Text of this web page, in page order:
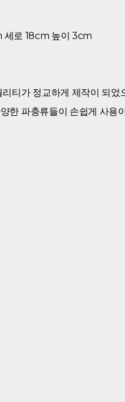
세로 18cm 높이 3cm
티가 정교하게 제작이 되었
한 파충류들이 손쉽게 사용